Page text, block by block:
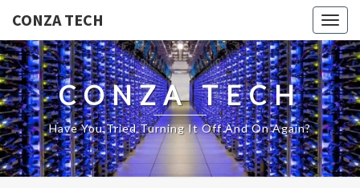
CONZA TECH
CONZA TECH
Have You Tried Turning It Off And On Again?